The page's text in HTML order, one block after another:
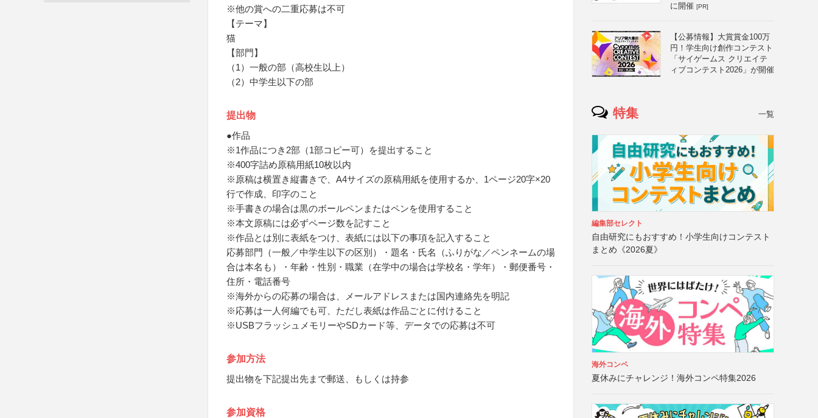
※他の賞への二重応募は不可
【テーマ】
猫
【部門】
（1）一般の部（高校生以上）
（2）中学生以下の部
提出物
●作品
※1作品につき2部（1部コピー可）を提出すること
※400字詰め原稿用紙10枚以内
※原稿は横置き縦書きで、A4サイズの原稿用紙を使用するか、1ページ20字×20
行で作成、印字のこと
※手書きの場合は黒のボールペンまたはペンを使用すること
※本文原稿には必ずページ数を記すこと
※作品とは別に表紙をつけ、表紙には以下の事項を記入すること
応募部門（一般／中学生以下の区別）・題名・氏名（ふりがな／ペンネームの場
合は本名も）・年齢・性別・職業（在学中の場合は学校名・学年）・郵便番号・
住所・電話番号
※海外からの応募の場合は、メールアドレスまたは国内連絡先を明記
※応募は一人何編でも可、ただし表紙は作品ごとに付けること
※USBフラッシュメモリーやSDカード等、データでの応募は不可
参加方法
提出物を下記提出先まで郵送、もしくは持参
参加資格
に開催 [PR]
【公募情報】大賞賞金100万
円！学生向け創作コンテスト
「サイゲームス クリエイテ
ィブコンテスト2026」が開催
特集 一覧
編集部セレクト
自由研究にもおすすめ！小学生向けコンテスト
まとめ《2026夏》
海外コンペ
夏休みにチャレンジ！海外コンペ特集2026